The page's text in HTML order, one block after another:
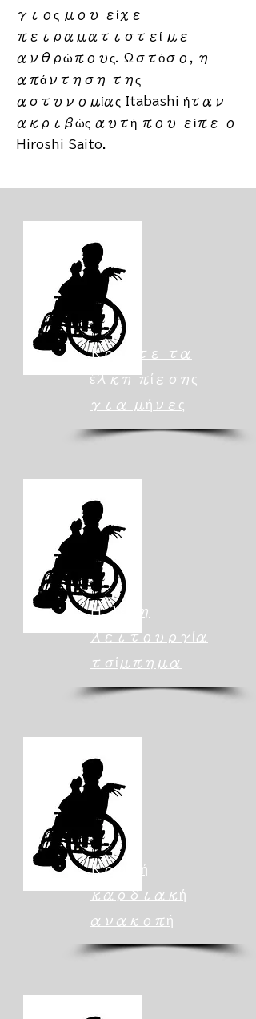
γιος μου είχε
πειραματιστεί με
ανθρώπους. Ωστόσο, η
απάντηση της
αστυνομίας Itabashi ήταν
ακριβώς αυτή που είπε ο
Hiroshi Saito.
Κρύψτε τα
έλκη πίεσης
για μήνες
Η λέξη
λειτουργία
τσίμπημα
​Κρυφή
καρδιακή
ανακοπή